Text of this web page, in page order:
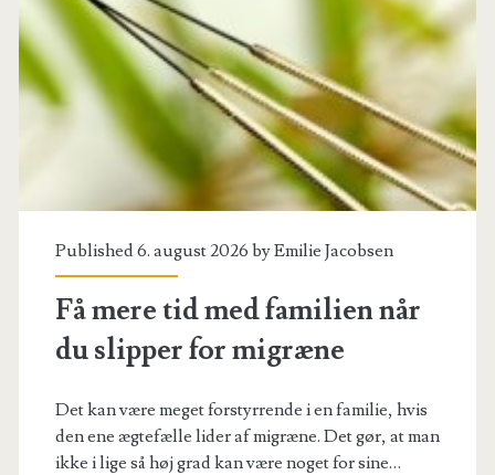
spændingshovedpine
Published 6. august 2026 byEmilie Jacobsen
Få mere tid med familien når
du slipper for migræne
Det kan være meget forstyrrende i en familie, hvis
den ene ægtefælle lider af migræne. Det gør, at man
ikke i lige så høj grad kan være noget for sine…